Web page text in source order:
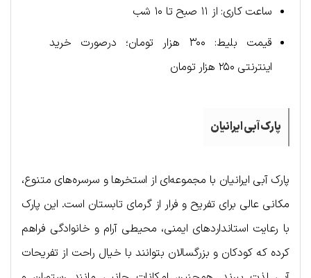
ساعت کاری: از ۱۱ صبح تا ۱۰ شب
قیمت بلیط: ۳۰۰ هزار تومان؛ درصورت خرید
اینترنتی ۲۵۰ هزار تومان
پارک آبی ایرانیان
پارک آبی ایرانیان با مجموعه‌ای از استخرها و سرسره‌های متنوع،
مکانی عالی برای تفریح و فرار از گرمای تابستان است. این پارک
با رعایت استانداردهای ایمنی، محیطی آرام و خانوادگی فراهم
کرده که کودکان و بزرگسالان بتوانند با خیال راحت از تفریحات